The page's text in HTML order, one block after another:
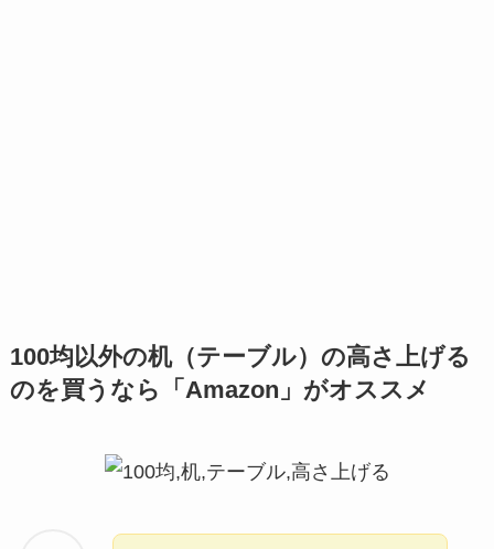
100均以外の机（テーブル）の高さ上げる
のを買うなら「Amazon」がオススメ